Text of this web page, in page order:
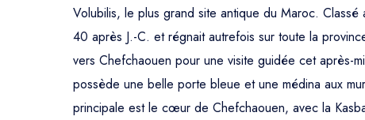
Volubilis, le plus grand site antique du Maroc.
40 après J.-C. et régnait autrefois sur toute la
vers Chefchaouen pour une visite guidée cet après-
possède une belle porte bleue et une médina aux
principale est le cœur de Chefchaouen, avec la